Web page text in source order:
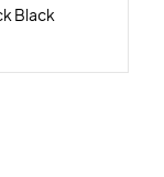
Black